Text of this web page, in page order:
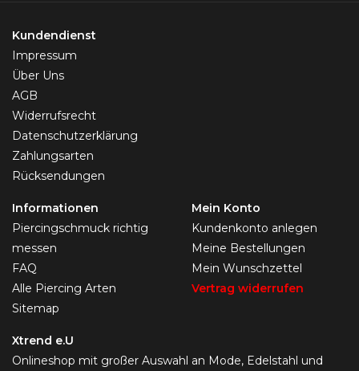
Kundendienst
Impressum
Über Uns
AGB
Widerrufsrecht
Datenschutzerklärung
Zahlungsarten
Rücksendungen
Informationen
Piercingschmuck richtig
messen
FAQ
Alle Piercing Arten
Sitemap
Mein Konto
Kundenkonto anlegen
Meine Bestellungen
Mein Wunschzettel
Vertrag widerrufen
Xtrend e.U
Onlineshop mit großer Auswahl an Mode, Edelstahl und